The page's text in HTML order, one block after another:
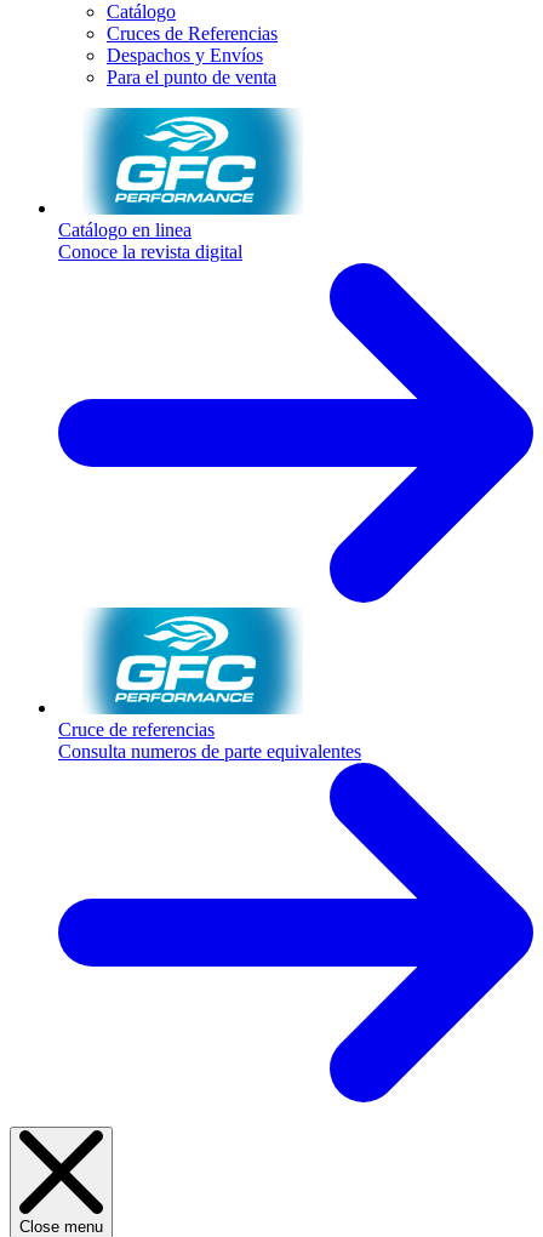
Catálogo
Cruces de Referencias
Despachos y Envíos
Para el punto de venta
Catálogo en linea
Conoce la revista digital
Cruce de referencias
Consulta numeros de parte equivalentes
Close menu